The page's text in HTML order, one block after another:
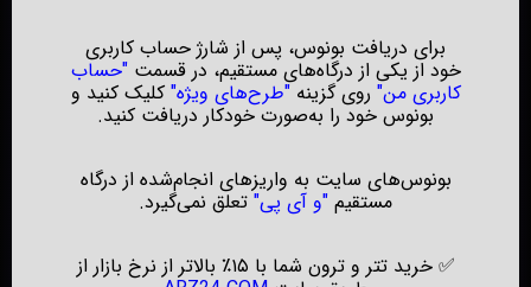
برای دریافت بونوس، پس از شارژ حساب کاربری
خود از یکی از درگاه‌های مستقیم، در قسمت "حساب
کاربری من" روی گزینه"طرح‌های ویژه" کلیک کنید و
بونوس خود را به‌صورت خودکار دریافت کنید.
بونوس‌های سایت به واریزهای انجام‌شده از درگاه
مستقیم "و آی پی" تعلق نمی‌گیرد.
✅ خرید تتر و ترون شما با ۱۵٪ بالاتر از نرخ بازار از